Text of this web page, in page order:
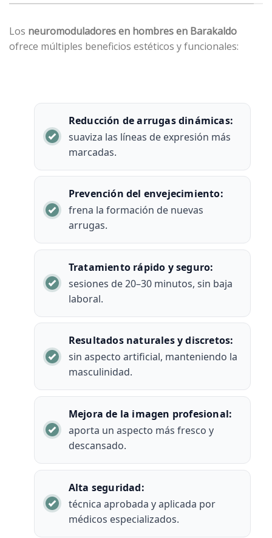
Los neuromoduladoresen hombres en Barakaldo
ofrece múltiples beneficios estéticos y funcionales:
Reducción de arrugas dinámicas:
suaviza las líneas de expresión más
marcadas.
Prevención del envejecimiento:
frena la formación de nuevas
arrugas.
Tratamiento rápido y seguro:
sesiones de 20–30 minutos, sin baja
laboral.
Resultados naturales y discretos:
sin aspecto artificial, manteniendo la
masculinidad.
Mejora de la imagen profesional:
aporta un aspecto más fresco y
descansado.
Alta seguridad:
técnica aprobada y aplicada por
médicos especializados.